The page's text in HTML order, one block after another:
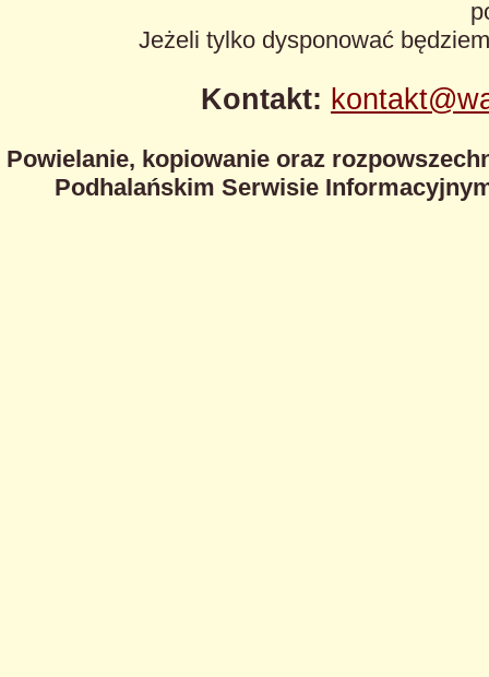
Jeżeli tylko dysponować
Kontakt:
Powielanie, kopiowanie oraz
Podhalańskim Serwisie